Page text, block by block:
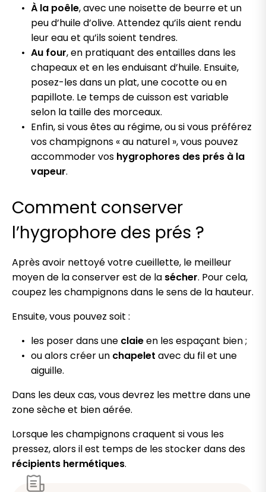
À la poêle, avec une noisette de beurre et un
peu d’huile d’olive. Attendez qu’ils aient rendu
leur eau et qu’ils soient tendres.
Au four, en pratiquant des entailles dans les
chapeaux et en les enduisant d’huile. Ensuite,
posez-les dans un plat, une cocotte ou en
papillote. Le temps de cuisson est variable
selon la taille des morceaux.
Enfin, si vous êtes au régime, ou si vous préférez
vos champignons « au naturel », vous pouvez
accommoder vos hygrophores des prés à la
vapeur.
Comment conserver
l’hygrophore des prés ?
Après avoir nettoyé votre cueillette, le meilleur
moyen de la conserver est de la sécher. Pour cela,
coupez les champignons dans le sens de la hauteur.
Ensuite, vous pouvez soit :
les poser dans une claieen les espaçant bien ;
ou alors créer un chapelet avec du fil et une
aiguille.
Dans les deux cas, vous devrez les mettre dans une
zone sèche et bien aérée.
Lorsque les champignons craquent si vous les
pressez, alors il est temps de les stocker dans des
récipients hermétiques.